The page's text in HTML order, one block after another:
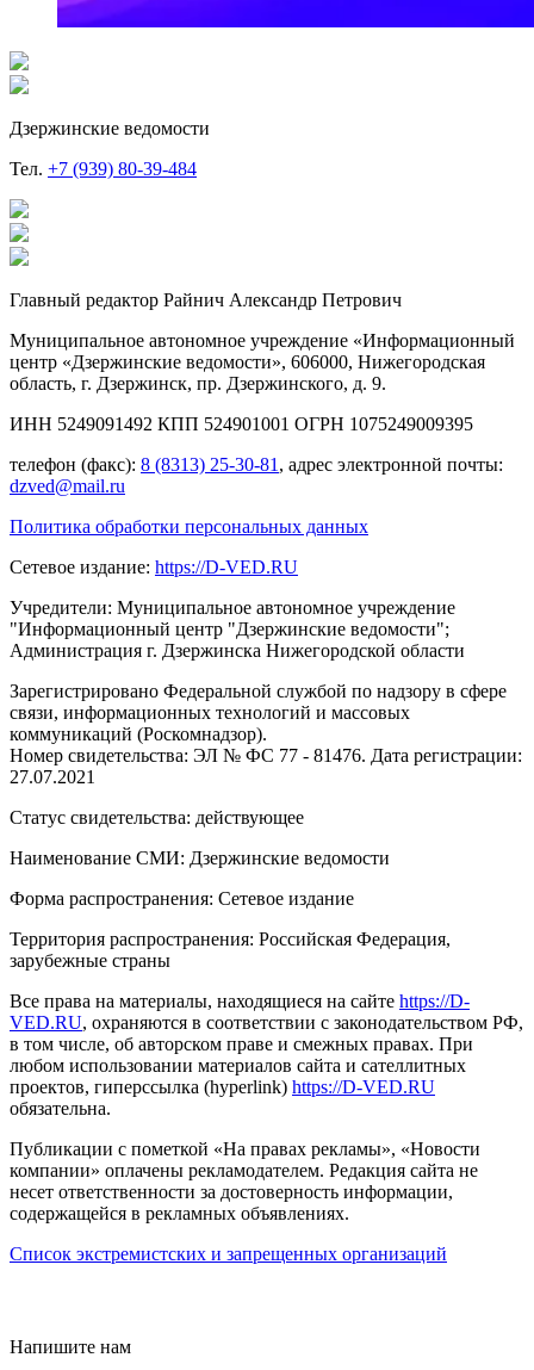
Дзержинские ведомости
Тел. +7 (939) 80-39-484
Главный редактор Райнич Александр Петрович
Муниципальное автономное учреждение «Информационный
центр «Дзержинские ведомости», 606000, Нижегородская
область, г. Дзержинск, пр. Дзержинского, д. 9.
ИНН 5249091492 КПП 524901001 ОГРН 1075249009395
телефон (факс): 8 (8313) 25-30-81 , адрес электронной почты:
dzved@mail.ru
Политика обработки персональных данных
Сетевое издание: https://D-VED.RU
Учредители: Муниципальное автономное учреждение
"Информационный центр "Дзержинские ведомости";
Администрация г. Дзержинска Нижегородской области
Зарегистрировано Федеральной службой по надзору в сфере
связи, информационных технологий и массовых
коммуникаций (Роскомнадзор).
Номер свидетельства: ЭЛ № ФС 77 - 81476. Дата регистрации:
27.07.2021
Статус свидетельства: действующее
Наименование СМИ: Дзержинские ведомости
Форма распространения: Сетевое издание
Территория распространения: Российская Федерация,
зарубежные страны
Все права на материалы, находящиеся на сайте https://D-
VED.RU, охраняются в соответствии с законодательством РФ,
в том числе, об авторском праве и смежных правах. При
любом использовании материалов сайта и сателлитных
проектов, гиперссылка (hyperlink) https://D-VED.RU
обязательна.
Публикации с пометкой «На правах рекламы», «Новости
компании» оплачены рекламодателем. Редакция сайта не
несет ответственности за достоверность информации,
содержащейся в рекламных объявлениях.
Список экстремистских и запрещенных организаций
Напишите нам